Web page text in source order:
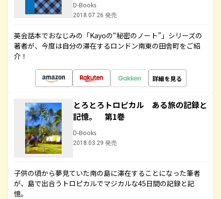
D-Books
2018.07.26 発売
英会話本でおなじみの「Kayoの“秘密のノート”」シリーズの
著者が、今度は自分の滞在するロンドン南東の田舎町をご紹
介！
詳細を見る
とろとろトロピカル ある旅の記録と
記憶。 第1巻
D-Books
2018.03.29 発売
子供の頃から夢見ていた南の島に滞在することになった筆者
が、島で出合うトロピカルでマジカルな45日間の記録と記
憶。